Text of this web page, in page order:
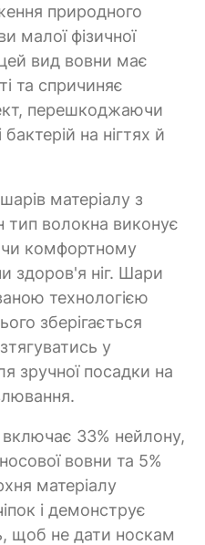
природного
малої фізичної
вид вовни має
та спричиняє
перешкоджаючи
на нігтях й
матеріалу з
волокна виконує
комфортному
здоров'я ніг. Шари
технологією
зберігається
у
зручної посадки на
33% нейлону,
вовни та 5%
матеріалу
і демонструє
щоб не дати носкам